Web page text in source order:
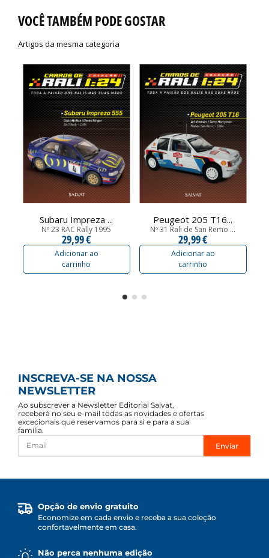
VOCÊ TAMBÉM PODE GOSTAR
Artigos da mesma categoria
Subaru Impreza ...
Nº 23 RAC Rally 1995
29,99 €
Adicionar ao
carrinho
Peugeot 205 T16...
Nº 31 Rali de San Remo ...
29,99 €
Adicionar ao
carrinho
INSCREVA-SE NA NOSSA
NEWSLETTER
Ao subscrever a Newsletter Editorial Salvat,
receberá no seu e-mail todas as novidades e ofertas
excecionais que reservamos para si e para a sua
família.
Enviar
Opção de envio gratuito
Economize em cada envio e receba a sua coleção
confortavelmente em casa.
Não perca nenhuma edição